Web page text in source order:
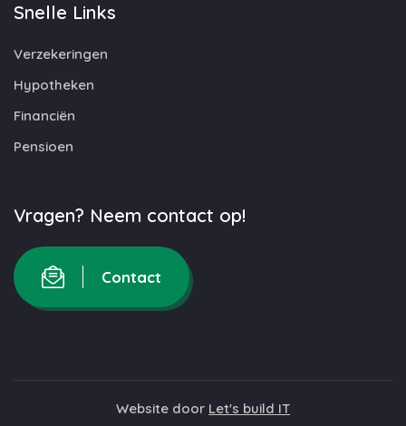
Snelle Links
Verzekeringen
Hypotheken
Financiën
Pensioen
Vragen? Neem contact op!
Contact
Website door Let's build IT